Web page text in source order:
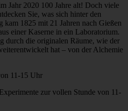
Jahr 2020 100 Jahre alt! Doch viele
Sie, was sich hinter den
kam 1825 mit 21 Jahren nach Gießen
einer Kaserne in ein Laboratorium.
durch die originalen Räume, wie der
hat – von der Alchemie
11-15 Uhr
zur vollen Stunde von 11-